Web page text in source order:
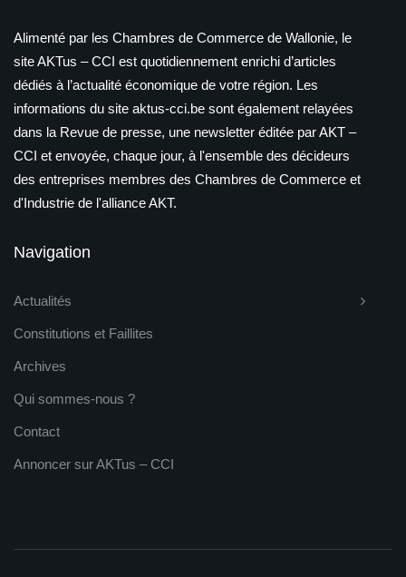
Alimenté par les Chambres de Commerce de Wallonie, le
site AKTus – CCI est quotidiennement enrichi d’articles
dédiés à l’actualité économique de votre région. Les
informations du site aktus-cci.be sont également relayées
dans la Revue de presse, une newsletter éditée par AKT –
CCI et envoyée, chaque jour, à l'ensemble des décideurs
des entreprises membres des Chambres de Commerce et
d'Industrie de l'alliance AKT.
Navigation
Actualités
Constitutions et Faillites
Archives
Qui sommes-nous ?
Contact
Annoncer sur AKTus – CCI